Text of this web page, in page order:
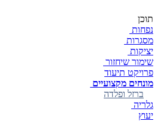
תוכן
נפחות
מסגרות
יציקות
שימור שיחזור
פרויקט תיעוד
מונחים מקצועיים
ברזל ופלדה
גלריה
יעוץ